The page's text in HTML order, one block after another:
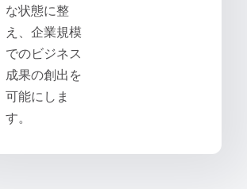
な状態に整
え、企業規模
でのビジネス
成果の創出を
可能にしま
す。